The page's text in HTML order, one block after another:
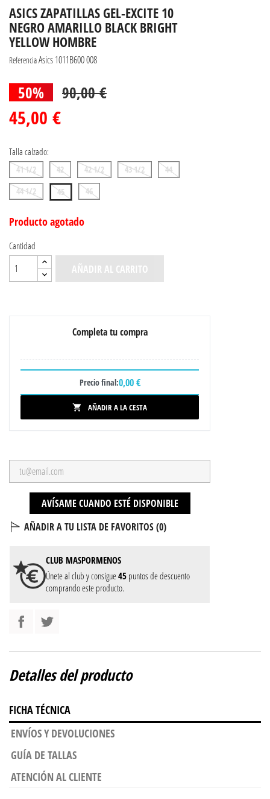
ASICS ZAPATILLAS GEL-EXCITE 10
NEGRO AMARILLO BLACK BRIGHT
YELLOW HOMBRE
ReferenciaAsics 1011B600 008
50% 90,00 €
45,00 €
Talla calzado:
41 1/2 42 42 1/2 43 1/2
44
44 1/2
45 46
Producto agotado
Cantidad
AÑADIR AL CARRITO
Completa tu compra
Precio final:0,00 €
 AÑADIR A LA CESTA
AVÍSAME CUANDO ESTÉ DISPONIBLE
AÑADIR A TU LISTA DE FAVORITOS (0)
CLUB MASPORMENOS
Únete al club y consigue45 puntos de descuento
comprando este producto.
Detalles del producto
FICHA TÉCNICA
ENVÍOS Y DEVOLUCIONES
GUÍA DE TALLAS
ATENCIÓN AL CLIENTE